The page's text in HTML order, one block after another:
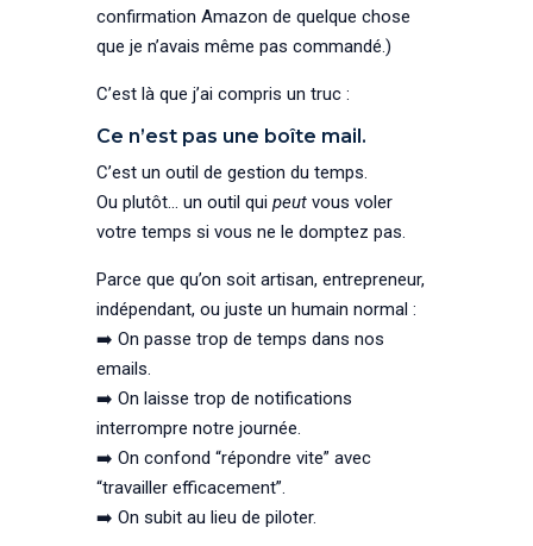
confirmation Amazon de quelque chose
que je n’avais même pas commandé.)
C’est là que j’ai compris un truc :
Ce n’est pas une boîte mail.
C’est un outil de gestion du temps.
Ou plutôt… un outil qui peutvous voler
votre temps si vous ne le domptez pas.
Parce que qu’on soit artisan, entrepreneur,
indépendant, ou juste un humain normal :
➡️ On passe trop de temps dans nos
emails.
➡️ On laisse trop de notifications
interrompre notre journée.
➡️ On confond “répondre vite” avec
“travailler efficacement”.
➡️ On subit au lieu de piloter.